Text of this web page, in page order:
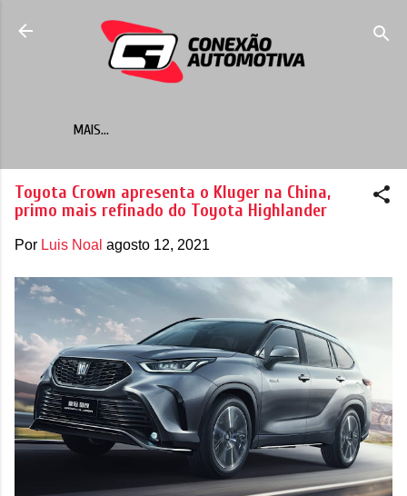
Pular para o conteúdo principal
MAIS…
Toyota Crown apresenta o Kluger na China,
primo mais refinado do Toyota Highlander
Por Luis Noal agosto 12, 2021